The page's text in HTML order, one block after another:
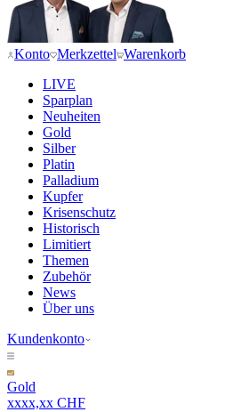
Konto Merkzettel Warenkorb
LIVE
Sparplan
Neuheiten
Gold
Silber
Platin
Palladium
Kupfer
Krisenschutz
Historisch
Limitiert
Themen
Zubehör
News
Über uns
Kundenkonto
Gold
xxxx,xx CHF